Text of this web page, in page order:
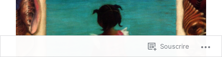
Souscrire